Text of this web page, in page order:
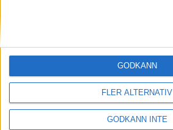
FLER ALTERNATIV
GODKÄNN INTE
GODKÄNN
ASIEN
Berlin Marathon - ett lopp genom
8 okt 1995• Arkiv• Reseberättelser från